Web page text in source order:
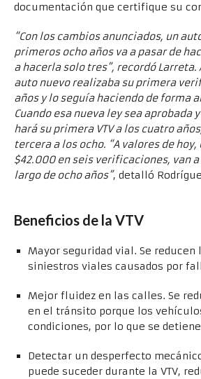
documentación que certifique su
“Con los cambios anunciados, un
primeros ocho años va a pasar de
a hacerla solo tres”, recordó
auto nuevo realizaba su primera
años y lo seguía haciendo de forma
Cuando esa nueva ley sea aprobada
hará su primera VTV a los cuatro
tercera a los ocho. “A valores de
$42.000 en seis verificaciones, van a
largo de ocho años”, detalló
Beneficios de la VTV
Mayor seguridad vial. Se reducen
siniestros viales causados por
Mejor fluidez en las calles. Se
en el tránsito porque los
condiciones, por lo que se
Detectar un desperfecto
puede suceder durante la VTV,